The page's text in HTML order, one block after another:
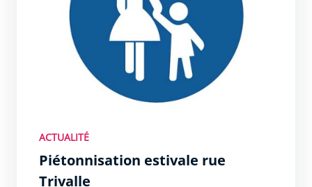
ACTUALITÉ
Piétonnisation estivale rue
Trivalle